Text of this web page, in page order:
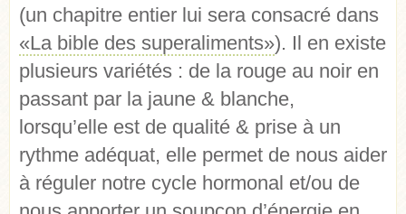
(un chapitre entier lui sera consacré dans
«La bible des superaliments»). Il en existe
plusieurs variétés : de la rouge au noir en
passant par la jaune & blanche,
lorsqu’elle est de qualité & prise à un
rythme adéquat, elle permet de nous aider
à réguler notre cycle hormonal et/ou de